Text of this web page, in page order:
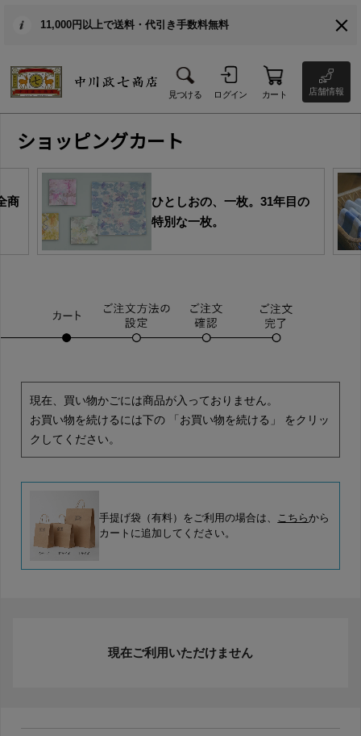
11,000円以上で送料・代引き手数料無料
見つける ログイン カート 店舗情報
ショッピングカート
商
ひとしおの、一枚。31年目の
特別な一枚。
現在、買い物かごには商品が入っておりません。
お買い物を続けるには下の 「お買い物を続ける」 をクリッ
クしてください。
手提げ袋（有料）をご利用の場合は、 こちらから
カートに追加してください。
現在ご利用いただけません